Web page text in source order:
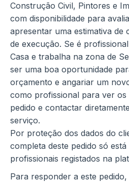
Construção Civil, Pintores e
com disponibilidade para
apresentar uma estimativa de
de execução. Se é
Casa e trabalha na zona de
ser uma boa oportunidade
orçamento e angariar um
como profissional para ver os
pedido e contactar
serviço.
Por proteção dos dados do
completa deste pedido só
profissionais registados na
Para responder a este